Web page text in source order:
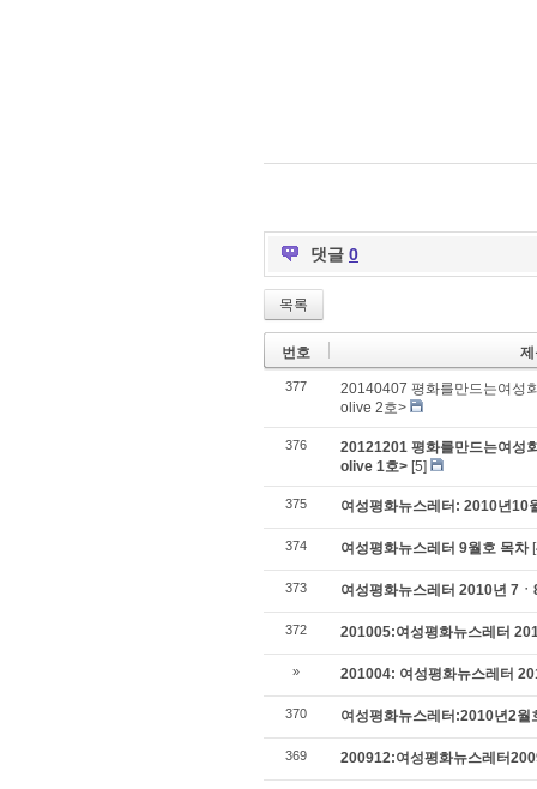
댓글 0
목록
번호 제
377
20140407 평화를만드는여성
olive 2호>
376
20121201 평화를만드는여성
olive 1호> [5]
375 여성평화뉴스레터: 2010년10
374 여성평화뉴스레터 9월호 목차
373 여성평화뉴스레터 2010년 7
372 201005:여성평화뉴스레터
» 201004: 여성평화뉴스레터
370 여성평화뉴스레터:2010년2월
369 200912:여성평화뉴스레터